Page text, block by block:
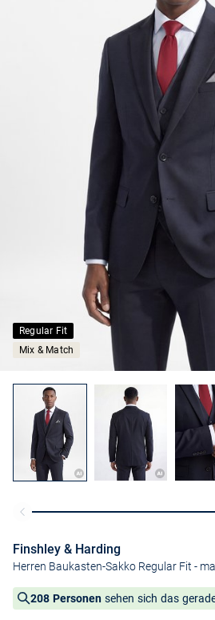
Regular Fit
Mix & Match
Finshley & Harding
Herren Baukasten-Sakko Regular Fit -
208 Personen sehen sich das